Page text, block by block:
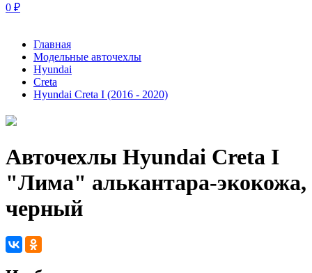
0 ₽
Главная
Модельные авточехлы
Hyundai
Creta
Hyundai Creta I (2016 - 2020)
Авточехлы Hyundai Creta I
"Лима" алькантара-экокожа,
черный